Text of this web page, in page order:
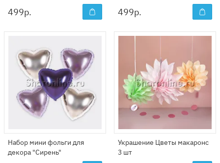
499р. 499р.
Набор мини фольги для
декора "Сирень"
Украшение Цветы макаронс
3 шт